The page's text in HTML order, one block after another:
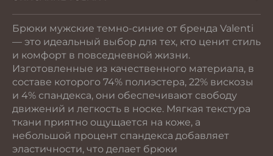
Брюки мужские темно-синие от бренда Valenti
— это идеальный выбор для тех, кто ценит стиль
и комфорт в повседневной жизни.
Изготовленные из качественного материала, в
составе которого 74% полиэстера, 22% вискозы
и 4% спандекса, они обеспечивают свободу
движений и легкость в носке. Мягкая текстура
ткани приятно ощущается на коже, а
небольшой процент спандекса добавляет
эластичности, что делает брюки